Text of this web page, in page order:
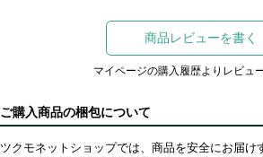
商品レビューを書く
マイページの購入履歴よりレビュ
ご購入商品の梱包について
ツクモネットショップでは、商品を安全にお届け